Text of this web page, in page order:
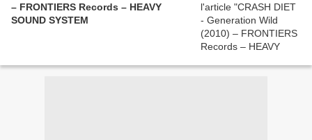
– FRONTIERS Records – HEAVY
SOUND SYSTEM